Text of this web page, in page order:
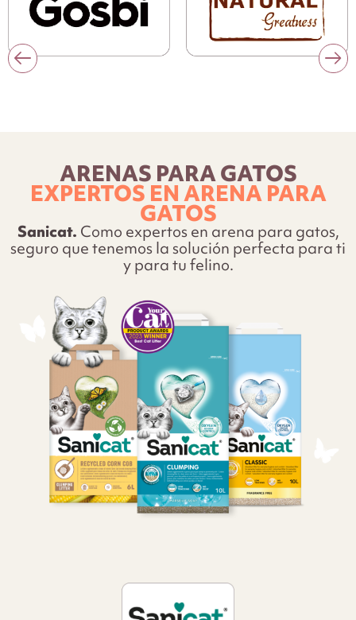
ARENAS PARA GATOS
EXPERTOS EN ARENA PARA
GATOS
Sanicat. Como expertos en arena para gatos,
seguro que tenemos la solución perfecta para ti
y para tu felino.